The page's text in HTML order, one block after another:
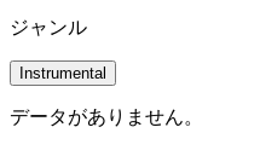
ジャンル
Instrumental
データがありません。